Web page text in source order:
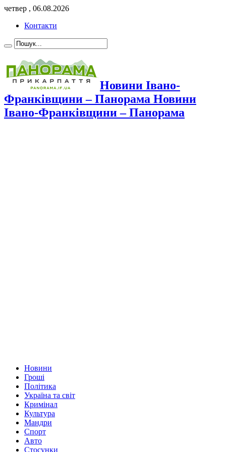
четвер , 06.08.2026
Контакти
Новини Івано-
Франківщини – Панорама Новини
Івано-Франківщини – Панорама
Новини
Гроші
Політика
Україна та світ
Кримінал
Культура
Мандри
Спорт
Авто
Стосунки